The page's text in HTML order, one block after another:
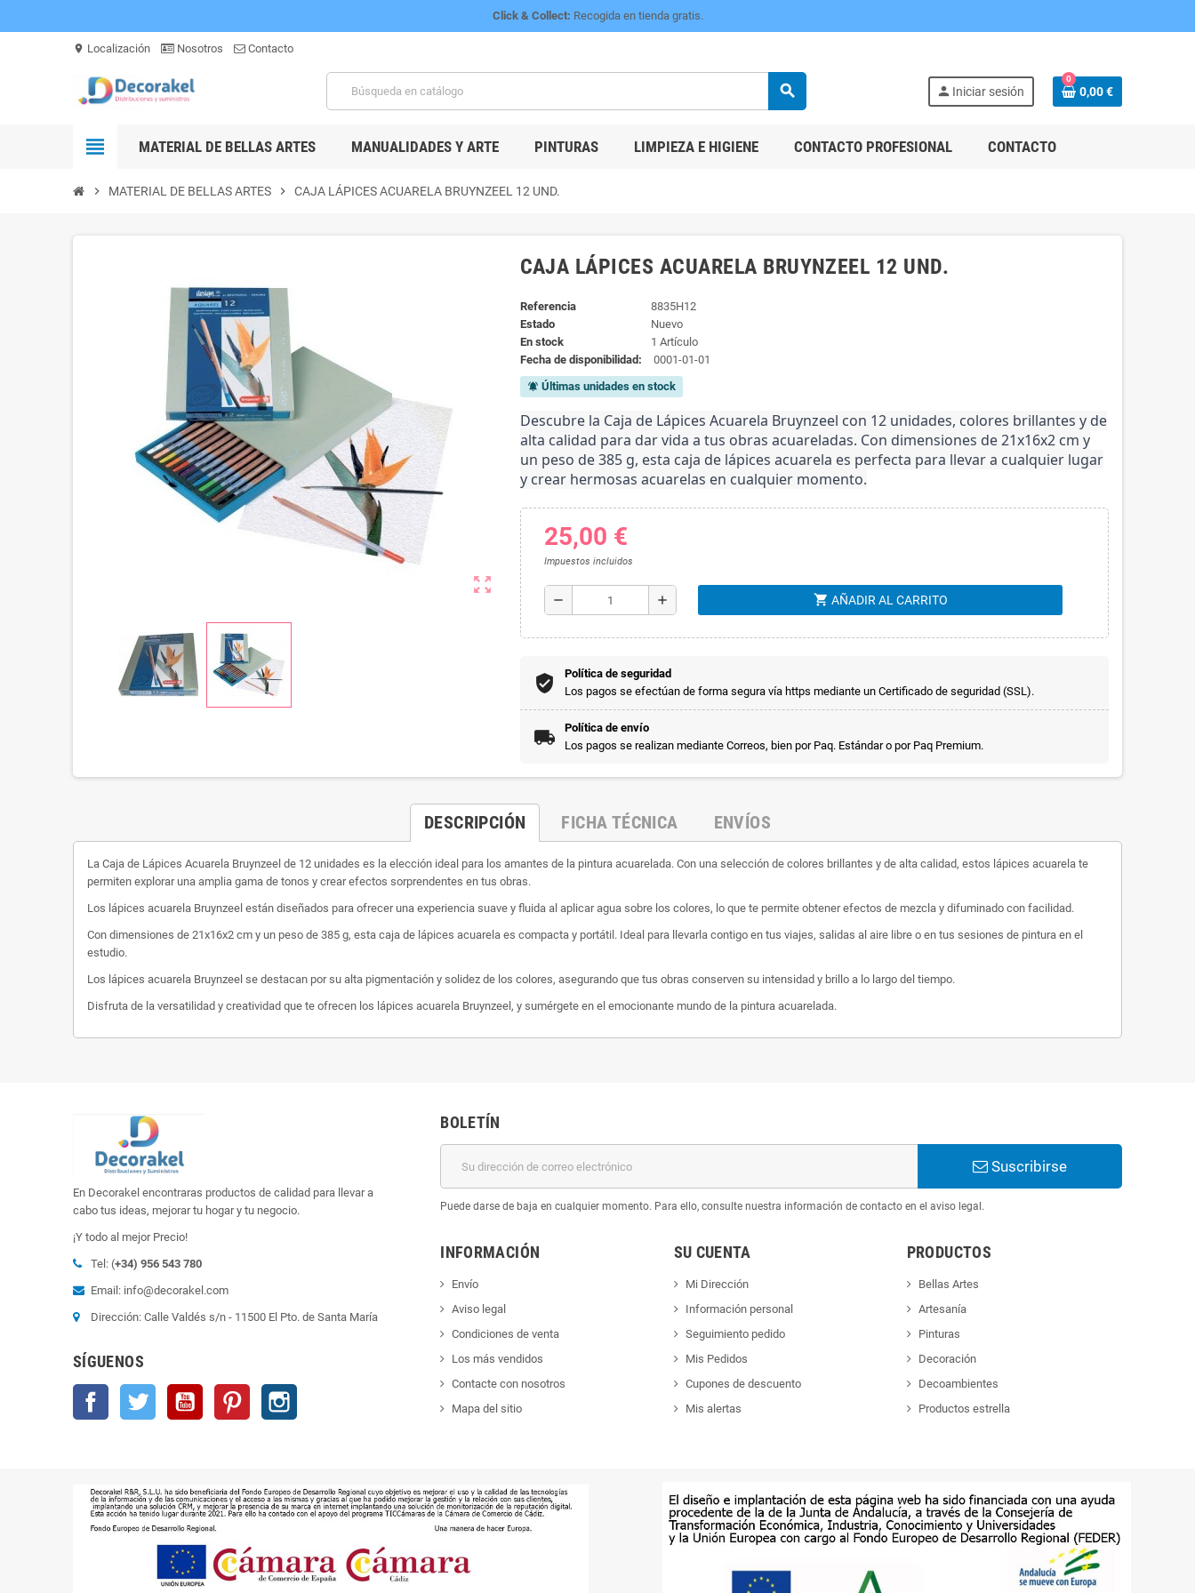
Click & Collect: Recogida en tienda gratis.
location_on Localización Nosotros Contacto
search person Iniciar sesión
0
0,00 €
view_headline MATERIAL DE BELLAS ARTES MANUALIDADES Y ARTE PINTURAS LIMPIEZA E HIGIENE CONTACTO PROFESIONAL CONTACTO
chevron_right MATERIAL DE BELLAS ARTES chevron_right CAJA LÁPICES ACUARELA BRUYNZEEL 12 UND.
zoom_out_map
CAJA LÁPICES ACUARELA BRUYNZEEL 12 UND.
Referencia
8835H12
Estado
Nuevo
En stock
1 Artículo
Fecha de disponibilidad:
0001-01-01
notifications_active Últimas unidades en stock
Descubre la Caja de Lápices Acuarela Bruynzeel con 12 unidades, colores brillantes y de
alta calidad para dar vida a tus obras acuareladas. Con dimensiones de 21x16x2 cm y
un peso de 385 g, esta caja de lápices acuarela es perfecta para llevar a cualquier lugar
y crear hermosas acuarelas en cualquier momento.
25,00 €
Impuestos incluidos
remove add shopping_cart AÑADIR AL CARRITO
Política de seguridad
Los pagos se efectúan de forma segura vía https mediante un Certificado de seguridad (SSL).
Política de envío
Los pagos se realizan mediante Correos, bien por Paq. Estándar o por Paq Premium.
DESCRIPCIÓN FICHA TÉCNICA ENVÍOS
La Caja de Lápices Acuarela Bruynzeel de 12 unidades es la elección ideal para los amantes de la pintura acuarelada. Con una selección de colores brillantes y de alta calidad, estos lápices acuarela te
permiten explorar una amplia gama de tonos y crear efectos sorprendentes en tus obras.
Los lápices acuarela Bruynzeel están diseñados para ofrecer una experiencia suave y fluida al aplicar agua sobre los colores, lo que te permite obtener efectos de mezcla y difuminado con facilidad.
Con dimensiones de 21x16x2 cm y un peso de 385 g, esta caja de lápices acuarela es compacta y portátil. Ideal para llevarla contigo en tus viajes, salidas al aire libre o en tus sesiones de pintura en el
estudio.
Los lápices acuarela Bruynzeel se destacan por su alta pigmentación y solidez de los colores, asegurando que tus obras conserven su intensidad y brillo a lo largo del tiempo.
Disfruta de la versatilidad y creatividad que te ofrecen los lápices acuarela Bruynzeel, y sumérgete en el emocionante mundo de la pintura acuarelada.
En Decorakel encontraras productos de calidad para llevar a
cabo tus ideas, mejorar tu hogar y tu negocio.
¡Y todo al mejor Precio!
Tel: (+34) 956 543 780
Email: info@decorakel.com
Dirección: Calle Valdés s/n - 11500 El Pto. de Santa María
SÍGUENOS
Facebook Twitter YouTube Pinterest
BOLETÍN
Suscribirse
Puede darse de baja en cualquier momento. Para ello, consulte nuestra información de contacto en el aviso legal.
INFORMACIÓN
Envío
Aviso legal
Condiciones de venta
Los más vendidos
Contacte con nosotros
Mapa del sitio
SU CUENTA
Mi Dirección
Información personal
Seguimiento pedido
Mis Pedidos
Cupones de descuento
Mis alertas
PRODUCTOS
Bellas Artes
Artesanía
Pinturas
Decoración
Decoambientes
Productos estrella